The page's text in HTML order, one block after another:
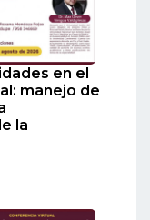
en el
manejo de
la